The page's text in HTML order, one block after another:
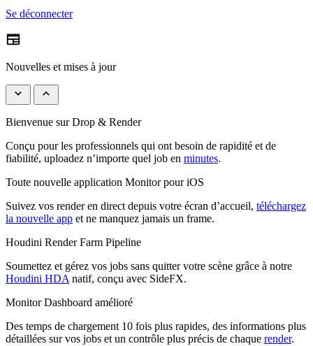
Se déconnecter
newspaper
Nouvelles et mises à jour
keyboard_arrow_down keyboard_arrow_up
Bienvenue sur Drop & Render
Conçu pour les professionnels qui ont besoin de rapidité et de
fiabilité, uploadez n’importe quel job en minutes.
Toute nouvelle application Monitor pour iOS
Suivez vos render en direct depuis votre écran d’accueil, téléchargez
la nouvelle app et ne manquez jamais un frame.
Houdini Render Farm Pipeline
Soumettez et gérez vos jobs sans quitter votre scène grâce à notre
Houdini HDA natif, conçu avec SideFX.
Monitor Dashboard amélioré
Des temps de chargement 10 fois plus rapides, des informations plus
détaillées sur vos jobs et un contrôle plus précis de chaque render.